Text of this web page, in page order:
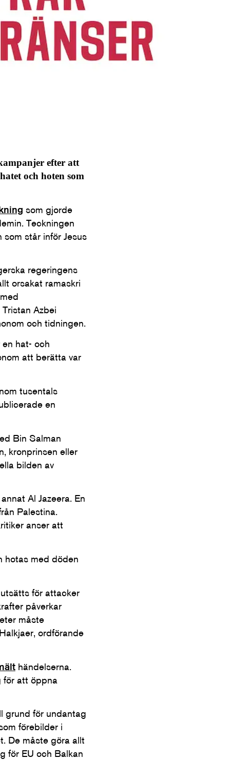
efter att
och hoten som
som gjorde
Teckningen
står inför Jesus
regeringens
orsakat ramaskri
Azbei
och tidningen.
hat- och
att berätta var
tusentals
en
Bin Salman
kronprinsen eller
bilden av
Al Jazeera. En
Palestina.
anser att
hotas med döden
för attacker
påverkar
måste
ordförande
händelserna.
för att öppna
grund för undantag
förebilder i
De måste göra allt
för EU och Balkan